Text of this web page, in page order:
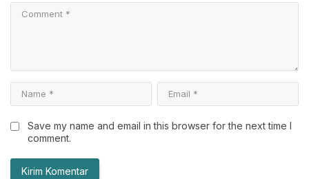
Save my name and email in this browser for the next time I
comment.